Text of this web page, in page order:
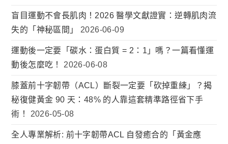
盲目運動不會長肌肉！2026 醫學文獻證實：逆轉肌肉流
失的「神秘區間」
2026-06-09
運動後一定要「碳水：蛋白質 = 2：1」嗎？一篇看懂運
動後怎麼吃！
2026-06-08
膝蓋前十字韌帶（ACL）斷裂一定要「砍掉重練」？揭
秘復健黃金 90 天：48% 的人靠這套精準路徑省下手
術！
2026-05-08
全人專業解析: 前十字韌帶ACL 自發癒合的「黃金應